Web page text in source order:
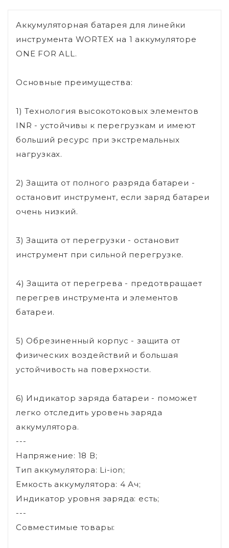
Аккумуляторная батарея для линейки
инструмента WORTEX на 1 аккумуляторе
ONE FOR ALL.
Основные преимущества:
1) Технология высокотоковых элементов
INR - устойчивы к перегрузкам и имеют
больший ресурс при экстремальных
нагрузках.
2) Защита от полного разряда батареи -
остановит инструмент, если заряд батареи
очень низкий.
3) Защита от перегрузки - остановит
инструмент при сильной перегрузке.
4) Защита от перегрева - предотвращает
перегрев инструмента и элементов
батареи.
5) Обрезиненный корпус - защита от
физических воздействий и большая
устойчивость на поверхности.
6) Индикатор заряда батареи - поможет
легко отследить уровень заряда
аккумулятора.
---
Напряжение: 18 В;
Тип аккумулятора: Li-ion;
Емкость аккумулятора: 4 Ач;
Индикатор уровня заряда: есть;
---
Совместимые товары: